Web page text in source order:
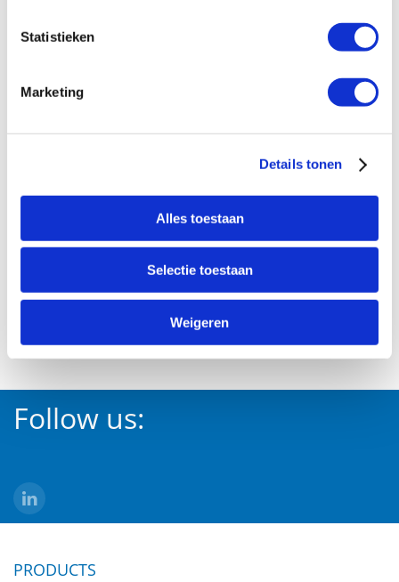
Statistieken
Marketing
Details tonen
Alles toestaan
Selectie toestaan
Weigeren
Meer informatie
Follow us:
PRODUCTS